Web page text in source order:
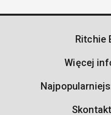
Ritchie
Więcej